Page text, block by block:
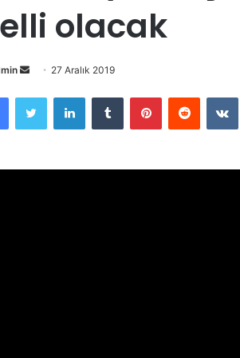
olacak
Bir
posta
göndermek
27 Aralık 2019
FacebookTwitter LinkedInTumblr PinterestReddit